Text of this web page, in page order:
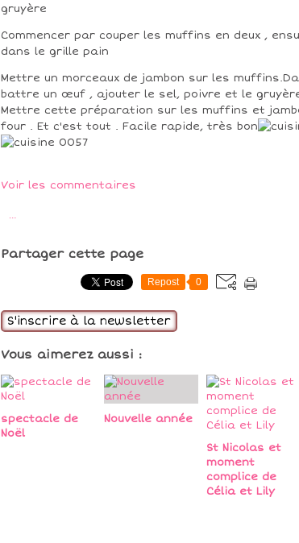
gruyère
Commencer par couper les muffins en deux ,
dans le grille pain
Mettre un morceaux de jambon sur les
battre un œuf , ajouter le sel, poivre et le
Mettre cette préparation sur les muffins et
four . Et c'est tout . Facile rapide, très bon
Voir les commentaires
…
Partager cette page
Repost 0
S'inscrire à la newsletter
Vous aimerez aussi :
spectacle de
Noël
Nouvelle année
St Nicolas et
moment
complice de
Célia et Lily